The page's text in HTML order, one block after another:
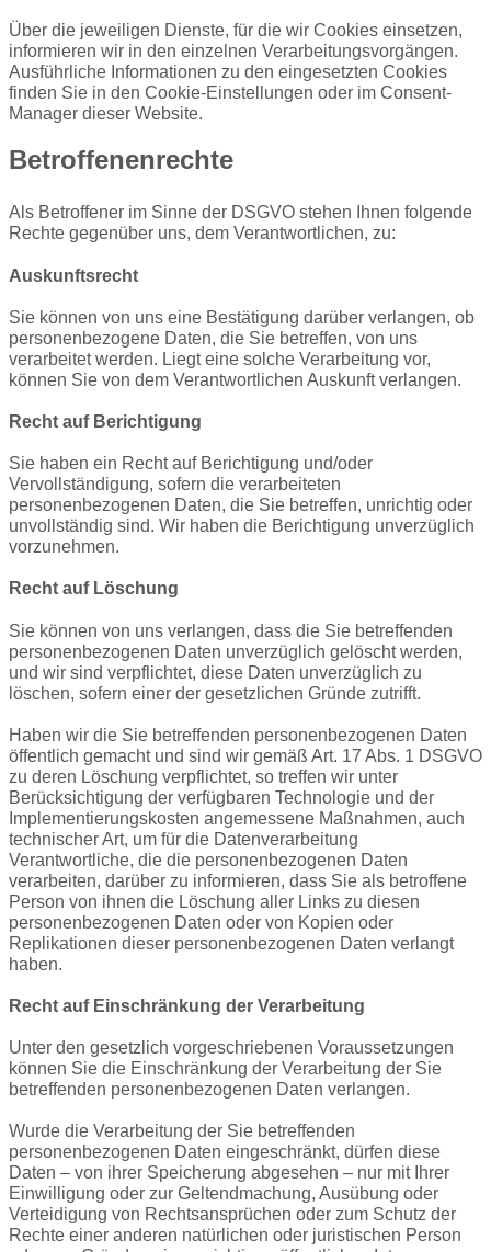
Über die jeweiligen Dienste, für die wir Cookies einsetzen,
informieren wir in den einzelnen Verarbeitungsvorgängen.
Ausführliche Informationen zu den eingesetzten Cookies
finden Sie in den Cookie-Einstellungen oder im Consent-
Manager dieser Website.
Betroffenenrechte
Als Betroffener im Sinne der DSGVO stehen Ihnen folgende
Rechte gegenüber uns, dem Verantwortlichen, zu:
Auskunftsrecht
Sie können von uns eine Bestätigung darüber verlangen, ob
personenbezogene Daten, die Sie betreffen, von uns
verarbeitet werden. Liegt eine solche Verarbeitung vor,
können Sie von dem Verantwortlichen Auskunft verlangen.
Recht auf Berichtigung
Sie haben ein Recht auf Berichtigung und/oder
Vervollständigung, sofern die verarbeiteten
personenbezogenen Daten, die Sie betreffen, unrichtig oder
unvollständig sind. Wir haben die Berichtigung unverzüglich
vorzunehmen.
Recht auf Löschung
Sie können von uns verlangen, dass die Sie betreffenden
personenbezogenen Daten unverzüglich gelöscht werden,
und wir sind verpflichtet, diese Daten unverzüglich zu
löschen, sofern einer der gesetzlichen Gründe zutrifft.
Haben wir die Sie betreffenden personenbezogenen Daten
öffentlich gemacht und sind wir gemäß Art. 17 Abs. 1 DSGVO
zu deren Löschung verpflichtet, so treffen wir unter
Berücksichtigung der verfügbaren Technologie und der
Implementierungskosten angemessene Maßnahmen, auch
technischer Art, um für die Datenverarbeitung
Verantwortliche, die die personenbezogenen Daten
verarbeiten, darüber zu informieren, dass Sie als betroffene
Person von ihnen die Löschung aller Links zu diesen
personenbezogenen Daten oder von Kopien oder
Replikationen dieser personenbezogenen Daten verlangt
haben.
Recht auf Einschränkung der Verarbeitung
Unter den gesetzlich vorgeschriebenen Voraussetzungen
können Sie die Einschränkung der Verarbeitung der Sie
betreffenden personenbezogenen Daten verlangen.
Wurde die Verarbeitung der Sie betreffenden
personenbezogenen Daten eingeschränkt, dürfen diese
Daten – von ihrer Speicherung abgesehen – nur mit Ihrer
Einwilligung oder zur Geltendmachung, Ausübung oder
Verteidigung von Rechtsansprüchen oder zum Schutz der
Rechte einer anderen natürlichen oder juristischen Person